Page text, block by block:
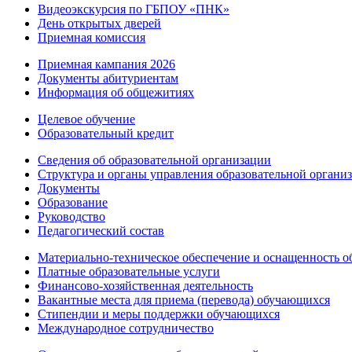
Видеоэкскурсия по ГБПОУ «ПНК»
День открытых дверей
Приемная комиссия
Приемная кампания 2026
Дoкументы абитуриентам
Информация об общежитиях
Целевое обучение
Образовательный кредит
Сведения об образовательной организации
Структура и органы управления образовательной
Документы
Образование
Руководство
Педагогический состав
Материально-техническое обеспечение и оснащенность
Платные образовательные услуги
Финансово-хозяйственная деятельность
Вакантные места для приема (перевода) обучающихся
Стипендии и меры поддержки обучающихся
Международное сотрудничество